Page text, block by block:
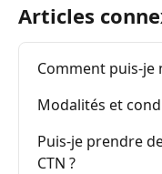
Articles
Comment puis-je
Modalités et
Puis-je prendre
CTN ?